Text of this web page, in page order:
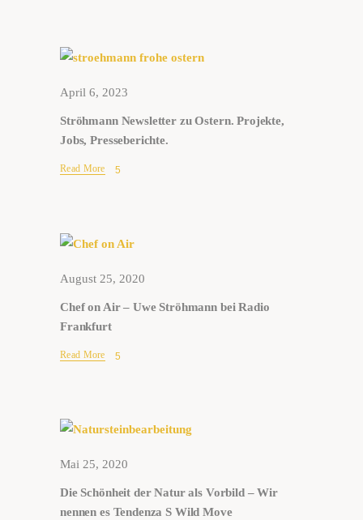
April 6, 2023
Ströhmann Newsletter zu Ostern. Projekte,
Jobs, Presseberichte.
Read More
August 25, 2020
Chef on Air – Uwe Ströhmann bei Radio
Frankfurt
Read More
Mai 25, 2020
Die Schönheit der Natur als Vorbild – Wir
nennen es Tendenza S Wild Move